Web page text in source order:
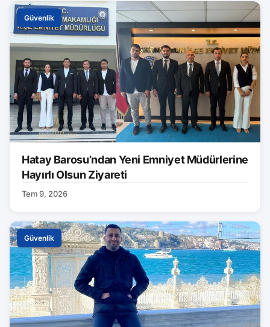
Güvenlik
Hatay Barosu’ndan Yeni Emniyet Müdürlerine
Hayırlı Olsun Ziyareti
Tem 9, 2026
Güvenlik